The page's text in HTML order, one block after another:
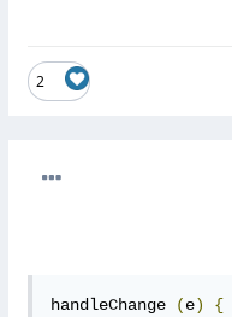
2
handleChange (e)
{